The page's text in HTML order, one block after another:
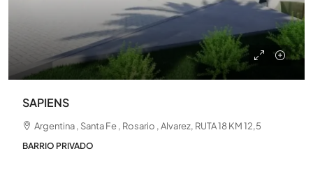
SAPIENS
Argentina , Santa Fe , Rosario , Alvarez, RUTA 18 KM 12,5
BARRIO PRIVADO